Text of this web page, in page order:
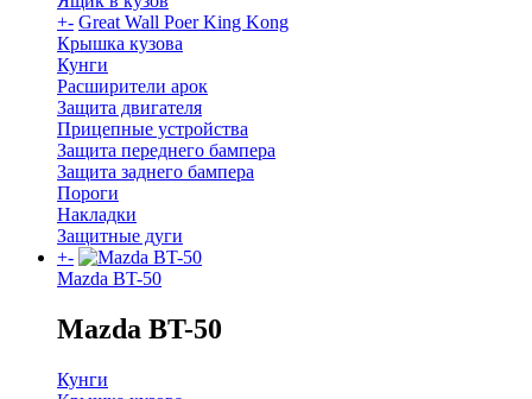
+- Great Wall Poer King Kong
Крышка кузова
Кунги
Расширители арок
Защита двигателя
Прицепные устройства
Защита переднего бампера
Защита заднего бампера
Пороги
Накладки
Защитные дуги
+-
Mazda BT-50
Mazda BT-50
Кунги